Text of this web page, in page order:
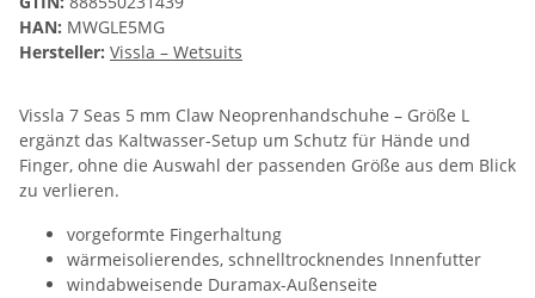
HAN: MWGLE5MG
Hersteller: Vissla – Wetsuits
Vissla 7 Seas 5 mm Claw Neoprenhandschuhe – Größe L
ergänzt das Kaltwasser-Setup um Schutz für Hände und
Finger, ohne die Auswahl der passenden Größe aus dem Blick
zu verlieren.
vorgeformte Fingerhaltung
wärmeisolierendes, schnelltrocknendes Innenfutter
windabweisende Duramax-Außenseite